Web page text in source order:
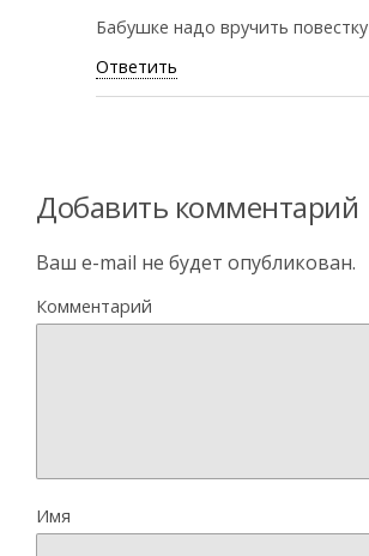
Бабушке надо вручить повестку
Ответить
Добавить комментарий
Ваш e-mail не будет опубликован.
Комментарий
Имя